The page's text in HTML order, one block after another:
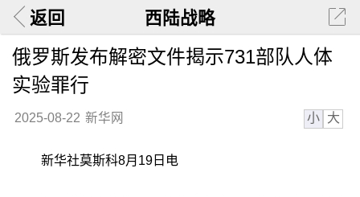
返回 西陆战略
俄罗斯发布解密文件揭示731部队人体
实验罪行
2025-08-22 新华网 小 大
新华社莫斯科8月19日电